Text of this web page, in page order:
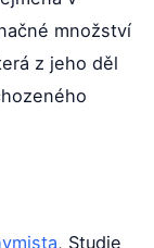
množství
z jeho děl
, Studie